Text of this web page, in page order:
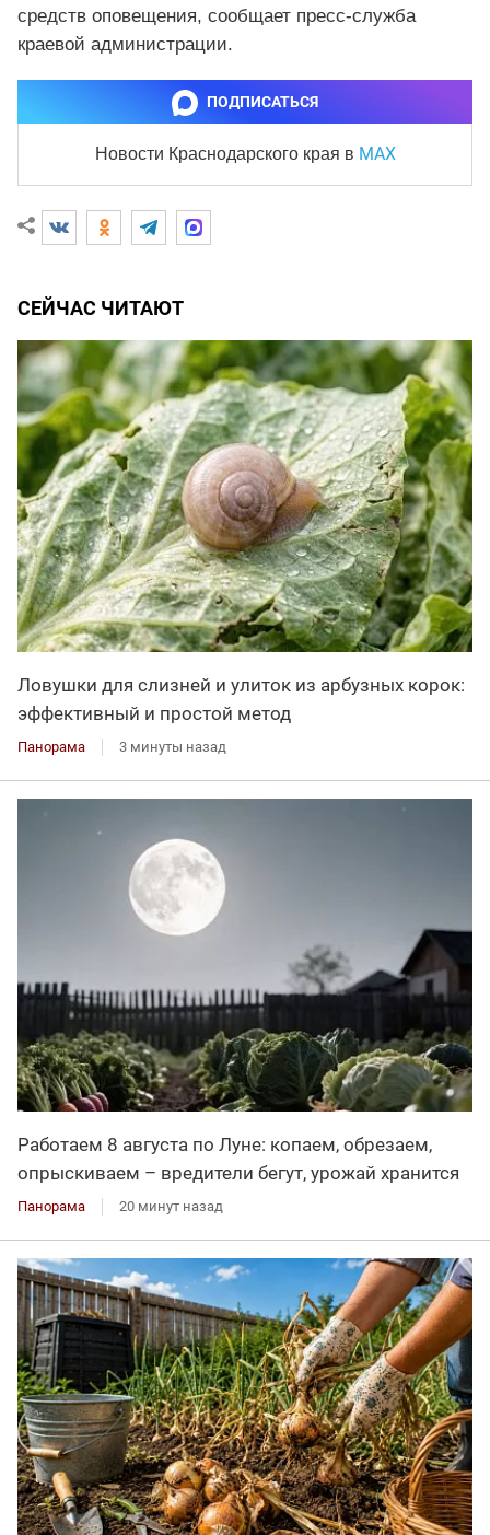
средств оповещения, сообщает пресс-служба
краевой администрации.
ПОДПИСАТЬСЯ
Новости Краснодарского края в MAX
СЕЙЧАС ЧИТАЮТ
Ловушки для слизней и улиток из арбузных корок:
эффективный и простой метод
Панорама 3 минуты назад
Работаем 8 августа по Луне: копаем, обрезаем,
опрыскиваем – вредители бегут, урожай хранится
Панорама 20 минут назад